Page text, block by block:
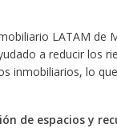
LATAM de
a reducir los
inmobiliarios, lo
de espacios y